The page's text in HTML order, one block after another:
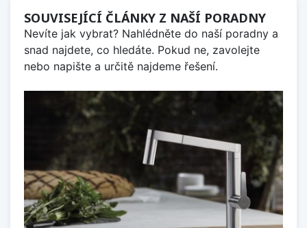
SOUVISEJÍCÍ ČLÁNKY Z NAŠÍ PORADNY
Nevíte jak vybrat? Nahlédněte do naší poradny a
snad najdete, co hledáte. Pokud ne, zavolejte
nebo napište a určitě najdeme řešení.